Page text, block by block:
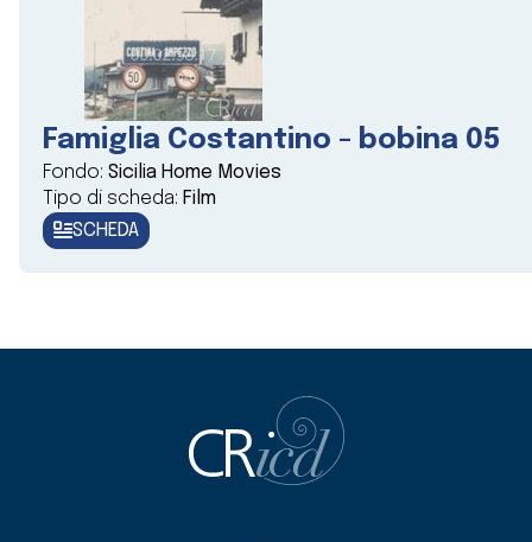
Famiglia Costantino - bobina 05
Fondo: Sicilia Home Movies
Tipo di scheda: Film
SCHEDA